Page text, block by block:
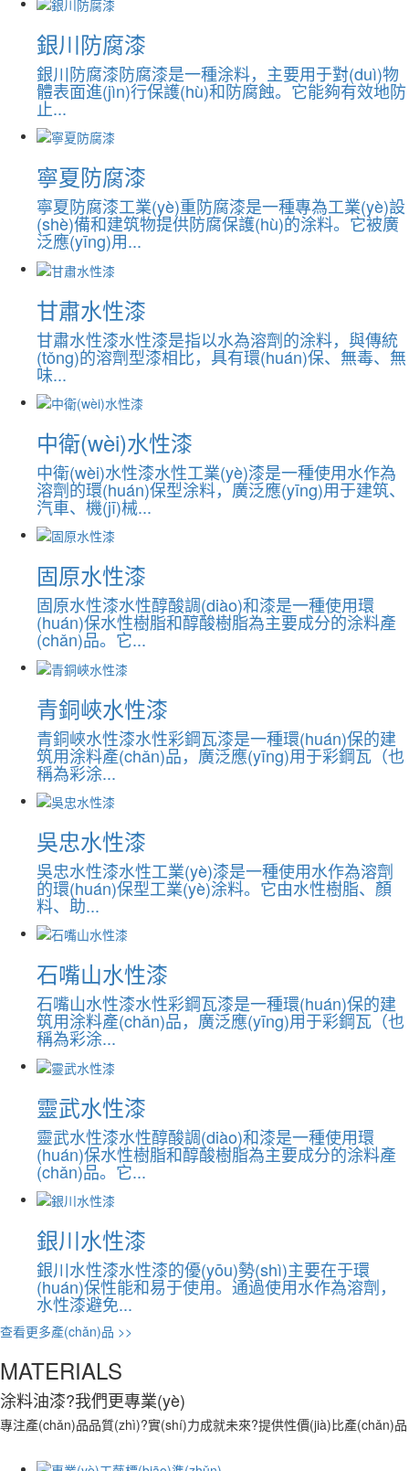
銀川防腐漆
銀川防腐漆防腐漆是一種涂料，主要用于對(duì)物
體表面進(jìn)行保護(hù)和防腐蝕。它能夠有效地防
止...
寧夏防腐漆
寧夏防腐漆工業(yè)重防腐漆是一種專為工業(yè)設
(shè)備和建筑物提供防腐保護(hù)的涂料。它被廣
泛應(yīng)用...
甘肅水性漆
甘肅水性漆水性漆是指以水為溶劑的涂料，與傳統
(tǒng)的溶劑型漆相比，具有環(huán)保、無毒、無
味...
中衛(wèi)水性漆
中衛(wèi)水性漆水性工業(yè)漆是一種使用水作為
溶劑的環(huán)保型涂料，廣泛應(yīng)用于建筑、
汽車、機(jī)械...
固原水性漆
固原水性漆水性醇酸調(diào)和漆是一種使用環
(huán)保水性樹脂和醇酸樹脂為主要成分的涂料產
(chǎn)品。它...
青銅峽水性漆
青銅峽水性漆水性彩鋼瓦漆是一種環(huán)保的建
筑用涂料產(chǎn)品，廣泛應(yīng)用于彩鋼瓦（也
稱為彩涂...
吳忠水性漆
吳忠水性漆水性工業(yè)漆是一種使用水作為溶劑
的環(huán)保型工業(yè)涂料。它由水性樹脂、顏
料、助...
石嘴山水性漆
石嘴山水性漆水性彩鋼瓦漆是一種環(huán)保的建
筑用涂料產(chǎn)品，廣泛應(yīng)用于彩鋼瓦（也
稱為彩涂...
靈武水性漆
靈武水性漆水性醇酸調(diào)和漆是一種使用環
(huán)保水性樹脂和醇酸樹脂為主要成分的涂料產
(chǎn)品。它...
銀川水性漆
銀川水性漆水性漆的優(yōu)勢(shì)主要在于環
(huán)保性能和易于使用。通過使用水作為溶劑，
水性漆避免...
查看更多產(chǎn)品 >>
MATERIALS
涂料油漆?我們更專業(yè)
專注產(chǎn)品品質(zhì)?實(shí)力成就未來?提供性價(jià)比產(chǎn)品